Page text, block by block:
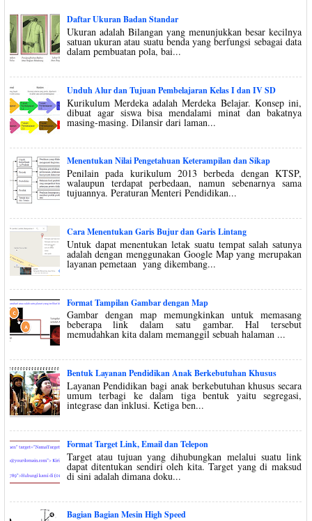
Daftar Ukuran Badan Standar
Ukuran adalah Bilangan yang menunjukkan besar kecilnya
satuan ukuran atau suatu benda yang berfungsi sebagai data
dalam pembuatan pola, bai...
Unduh Alur dan Tujuan Pembelajaran Kelas I dan IV SD
Kurikulum Merdeka adalah Merdeka Belajar. Konsep ini,
dibuat agar siswa bisa mendalami minat dan bakatnya
masing-masing. Dilansir dari laman...
Menentukan Nilai Pengetahuan Keterampilan dan Sikap
Penilain pada kurikulum 2013 berbeda dengan KTSP,
walaupun terdapat perbedaan, namun sebenarnya sama
tujuannya. Peraturan Menteri Pendidikan...
Cara Menentukan Garis Bujur dan Garis Lintang
Untuk dapat menentukan letak suatu tempat salah satunya
adalah dengan menggunakan Google Map yang merupakan
layanan pemetaan yang dikembang...
Format Tampilan Gambar dengan Map
Gambar dengan map memungkinkan untuk memasang
beberapa link dalam satu gambar. Hal tersebut
memudahkan kita dalam memanggil sebuah halaman ...
Bentuk Layanan Pendidikan Anak Berkebutuhan Khusus
Layanan Pendidikan bagi anak berkebutuhan khusus secara
umum terbagi ke dalam tiga bentuk yaitu segregasi,
integrase dan inklusi. Ketiga ben...
Format Target Link, Email dan Telepon
Target atau tujuan yang dihubungkan melalui suatu link
dapat ditentukan sendiri oleh kita. Target yang di maksud
di sini adalah dimana doku...
Bagian Bagian Mesin High Speed